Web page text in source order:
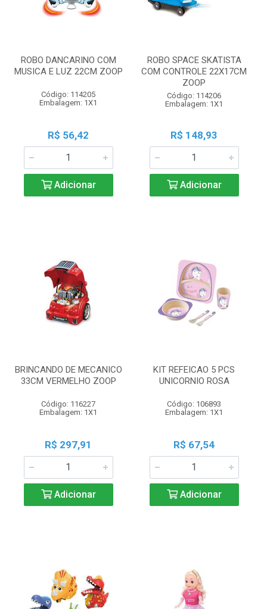
ROBO DANCARINO COM
MUSICA E LUZ 22CM ZOOP
Código: 114205
Embalagem: 1X1
R$ 56,42
Adicionar
ROBO SPACE SKATISTA
COM CONTROLE 22X17CM
ZOOP
Código: 114206
Embalagem: 1X1
R$ 148,93
Adicionar
BRINCANDO DE MECANICO
33CM VERMELHO ZOOP
Código: 116227
Embalagem: 1X1
R$ 297,91
Adicionar
KIT REFEICAO 5 PCS
UNICORNIO ROSA
Código: 106893
Embalagem: 1X1
R$ 67,54
Adicionar